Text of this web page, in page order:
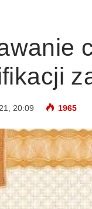
20:09 1965